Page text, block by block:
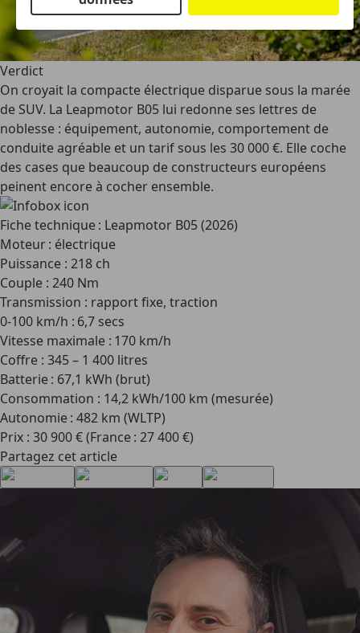
Verdict
On croyait la compacte électrique disparue sous la marée
de SUV. La Leapmotor B05 lui redonne ses lettres de
noblesse : équipement, autonomie, comportement de
conduite agréable et un tarif sous les 30 000 €. Elle coche
des cases que beaucoup de constructeurs européens
peinent encore à cocher ensemble.
Fiche technique : Leapmotor B05 (2026)
Moteur : électrique
Puissance : 218 ch
Couple : 240 Nm
Transmission : rapport fixe, traction
0-100 km/h : 6,7 secs
Vitesse maximale : 170 km/h
Coffre : 345 – 1 400 litres
Batterie : 67,1 kWh (brut)
Consommation : 14,2 kWh/100 km (mesurée)
Autonomie : 482 km (WLTP)
Prix : 30 900 € (France : 27 400 €)
Partagez cet article